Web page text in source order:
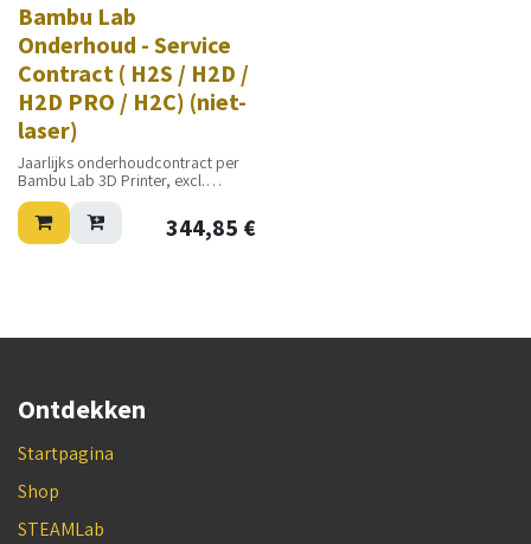
Bambu Lab
Onderhoud - Service
Contract ( H2S / H2D /
H2D PRO / H2C) (niet-
laser)
Jaarlijks onderhoudcontract per
Bambu Lab 3D Printer, excl.
transportkosten, excl. materialen
344,85 €
Ontdekken
Startpagina
Shop
STEAMLab